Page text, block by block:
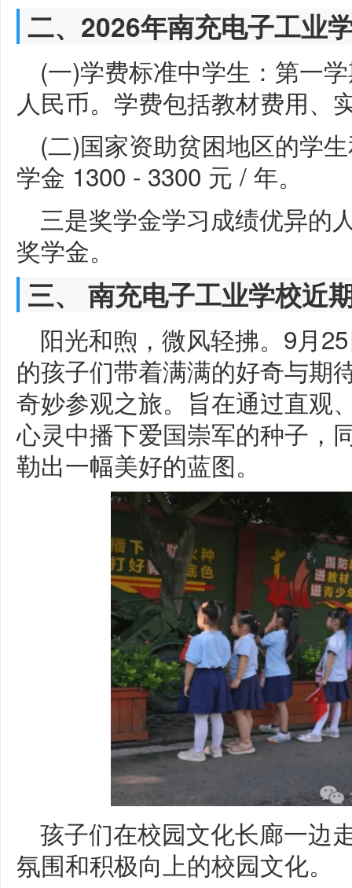
二、2026年南充电子工业
(一)学费标准中学生：第一
人民币。学费包括教材费用、
(二)国家资助贫困地区的学
学金 1300 - 3300 元 / 年。
三是奖学金学习成绩优异的
奖学金。
三、 南充电子工业学校近
阳光和煦，微风轻拂。9月
的孩子们带着满满的好奇与期
奇妙参观之旅。旨在通过直观
心灵中播下爱国崇军的种子，
勒出一幅美好的蓝图。
孩子们在校园文化长廊一边
氛围和积极向上的校园文化。